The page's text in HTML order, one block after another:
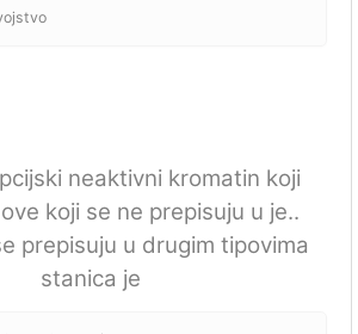
neaktivni kromatin koji
koji se ne prepisuju u je..
prepisuju u drugim tipovima
stanica je